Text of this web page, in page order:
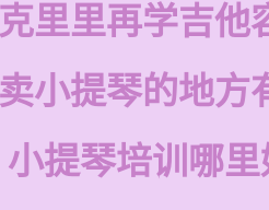
里里再学吉他
小提琴的地方
提琴培训哪里